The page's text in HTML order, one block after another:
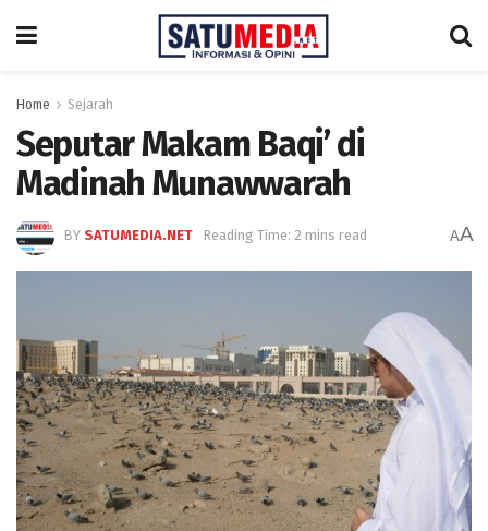
Home Sejarah
Seputar Makam Baqi’ di
Madinah Munawwarah
BY SATUMEDIA.NET Reading Time: 2 mins read AA